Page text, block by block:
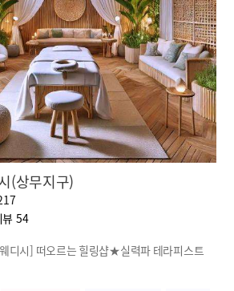
(상무지구)
뷰 54
디시] 떠오르는 힐링샵★실력파 테라피스트